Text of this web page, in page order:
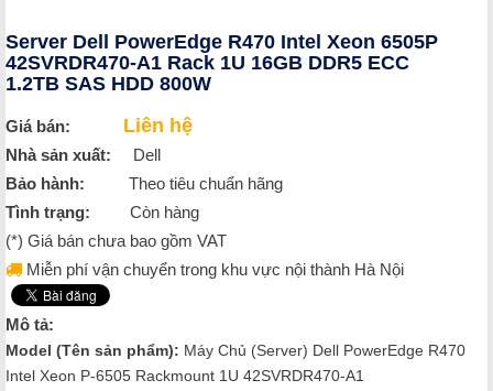
Server Dell PowerEdge R470 Intel Xeon 6505P
42SVRDR470-A1 Rack 1U 16GB DDR5 ECC
1.2TB SAS HDD 800W
Giá bán: Liên hệ
Nhà sản xuất: Dell
Bảo hành: Theo tiêu chuẩn hãng
Tình trạng: Còn hàng
(*) Giá bán chưa bao gồm VAT
Miễn phí vận chuyển trong khu vực nội thành Hà Nội
Mô tả:
Model (Tên sản phẩm): Máy Chủ (Server) Dell PowerEdge R470
Intel Xeon P-6505 Rackmount 1U 42SVRDR470-A1